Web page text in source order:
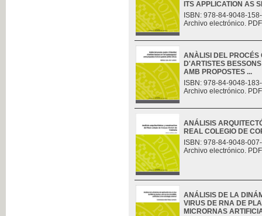
ITS APPLICATION AS
ISBN: 978-84-9048-
Archivo electrónico.
ANÀLISI DEL PROCÉS
D'ARTISTES
AMB PROPOSTES ...
ISBN: 978-84-9048-
Archivo electrónico.
ANÁLISIS
REAL COLEGIO DE
ISBN: 978-84-9048-
Archivo electrónico.
ANÁLISIS DE LA
VIRUS DE RNA DE
MICRORNAS